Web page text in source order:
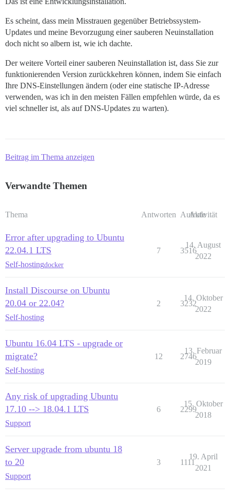
Es scheint, dass mein Misstrauen gegenüber Betriebssystem-
Updates und meine Bevorzugung einer sauberen Neuinstallation
doch nicht so albern ist, wie ich dachte.
Der weitere Vorteil einer sauberen Neuinstallation ist, dass Sie zur
funktionierenden Version zurückkehren können, indem Sie einfach
Ihre DNS-Einstellungen ändern (oder eine statische IP-Adresse
verwenden, was ich in den meisten Fällen empfehlen würde, da es
viel schneller ist, als auf DNS-Updates zu warten).
Beitrag im Thema anzeigen
Verwandte Themen
Thema Antworten Aufrufe
Aktivität
Error after upgrading to Ubuntu
22.04.1 LTS
Self-hostingdocker
7 3516
14. August
2022
Install Discourse on Ubuntu
20.04 or 22.04?
Self-hosting
2 3232
14. Oktober
2022
Ubuntu 16.04 LTS - upgrade or
migrate?
Self-hosting
12 2746
13. Februar
2019
Any risk of upgrading Ubuntu
17.10 --> 18.04.1 LTS
Support
6 2299
15. Oktober
2018
Server upgrade from ubuntu 18
to 20
Support
3 1111
19. April
2021